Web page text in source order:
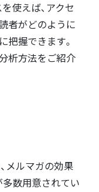
使えば、アクセ
者がどのように
把握できます。
析方法をご紹介
メルマガの効果
数用意されてい